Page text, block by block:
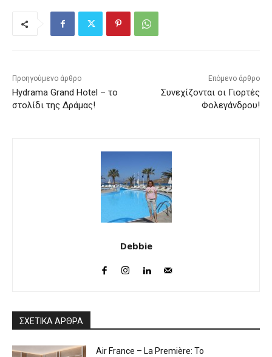
Προηγούμενο άρθρο
Hydrama Grand Hotel – το
στολίδι της Δράμας!
Επόμενο άρθρο
Συνεχίζονται οι Γιορτές
Φολεγάνδρου!
Debbie
ΣΧΕΤΙΚΑ ΑΡΘΡΑ
Air France – La Première: Το